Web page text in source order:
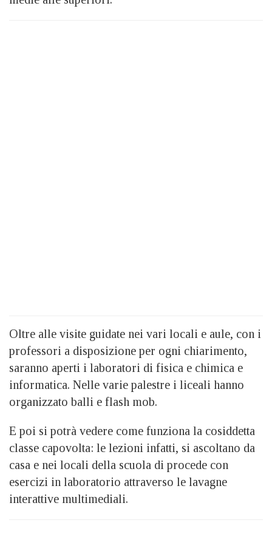
Oltre alle visite guidate nei vari locali e aule, con i
professori a disposizione per ogni chiarimento,
saranno aperti i laboratori di fisica e chimica e
informatica. Nelle varie palestre i liceali hanno
organizzato balli e flash mob.
E poi si potrà vedere come funziona la cosiddetta
classe capovolta: le lezioni infatti, si ascoltano da
casa e nei locali della scuola di procede con
esercizi in laboratorio attraverso le lavagne
interattive multimediali.